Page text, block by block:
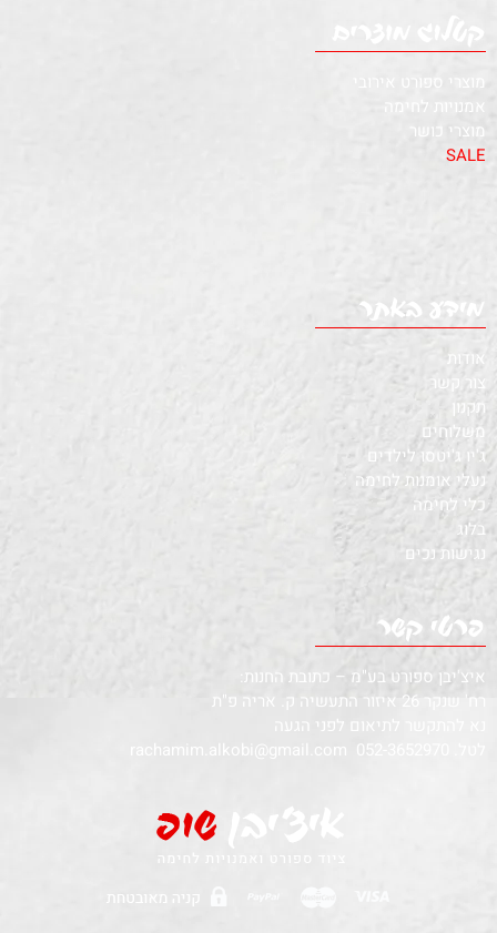
מוצרי ספורט אירובי
אמנויות לחימה
מוצרי כושר
SALE
אודות
צור קשר
תקנון
משלוחים
ג'יו ג'יטסו לילדים
נעלי אומנות לחימה
כלי לחימה
בלוג
נגישות נכים
איצ'יבן ספורט בע"מ – כתובת החנות:
רח' שנקר 26 איזור התעשיה ק. אריה פ"ת
נא להתקשר לתיאום לפני הגעה
052-3652970